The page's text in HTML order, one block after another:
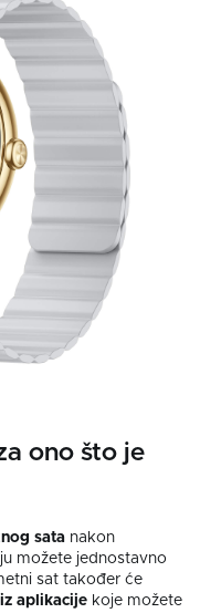
ono što je
sata nakon
možete jednostavno
sat također će
aplikacije koje možete